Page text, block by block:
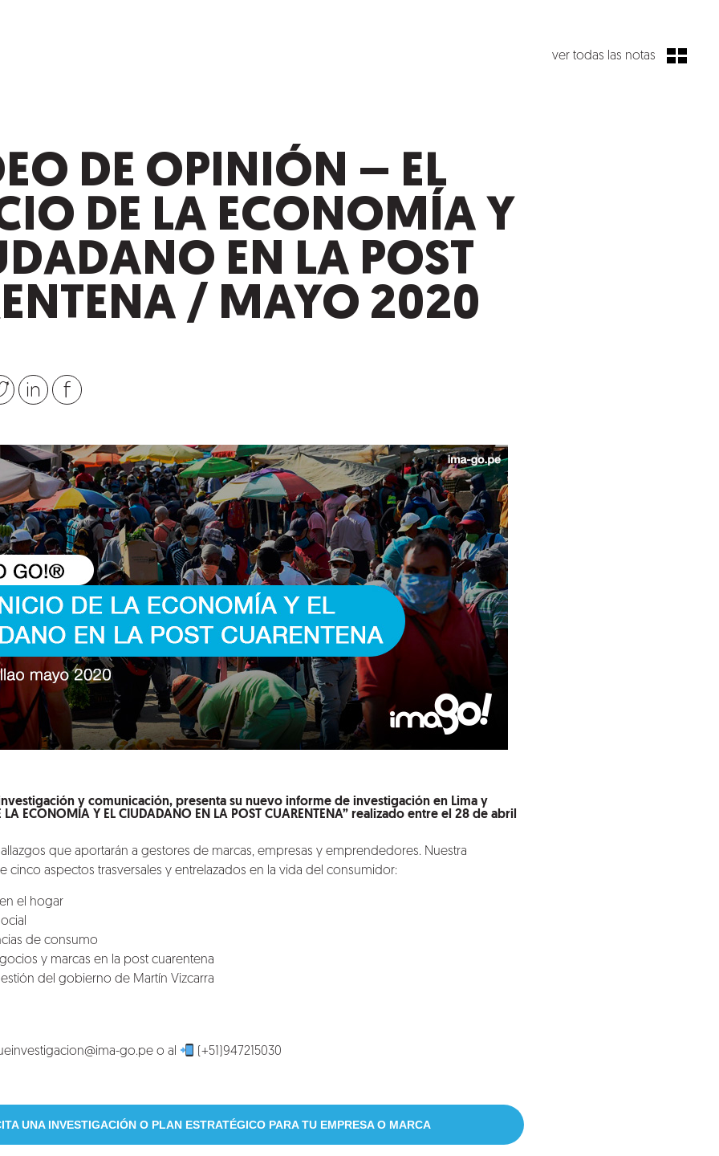
ver todas las notas
DE OPINIÓN – EL
DE LA ECONOMÍA Y
EN LA POST
/ MAYO 2020
y comunicación, presenta su nuevo informe de investigación en Lima y
LA ECONOMÍA Y EL CIUDADANO EN LA POST CUARENTENA” realizado entre el 28 de abril
que aportarán a gestores de marcas, empresas y emprendedores. Nuestra
cinco aspectos trasversales y entrelazados en la vida del consumidor:
el hogar
de consumo
y marcas en la post cuarentena
del gobierno de Martín Vizcarra
go.pe o al (+51)947215030
UNA INVESTIGACIÓN O PLAN ESTRATÉGICO PARA TU EMPRESA O MARCA